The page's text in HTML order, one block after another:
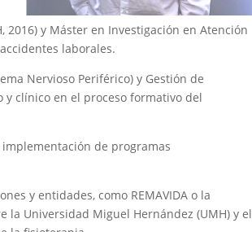
y Máster en Investigación en Atención
laborales.
Nervioso Periférico) y Gestión de
clínico en el proceso formativo del
de programas
y entidades, como REMAVIDA o la
la Universidad Miguel Hernández (UMH) y el